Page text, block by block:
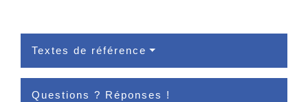
Textes de référence
Questions ? Réponses !